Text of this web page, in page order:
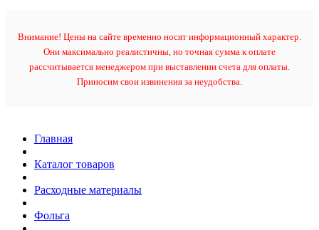
Внимание! Цены на сайте временно носят информационный характер.
Они максимально реалистичны, но точная сумма к оплате
рассчитывается менеджером при выставлении счета для оплаты.
Приносим свои извинения за неудобства.
Главная
Каталог товаров
Расходные материалы
Фольга